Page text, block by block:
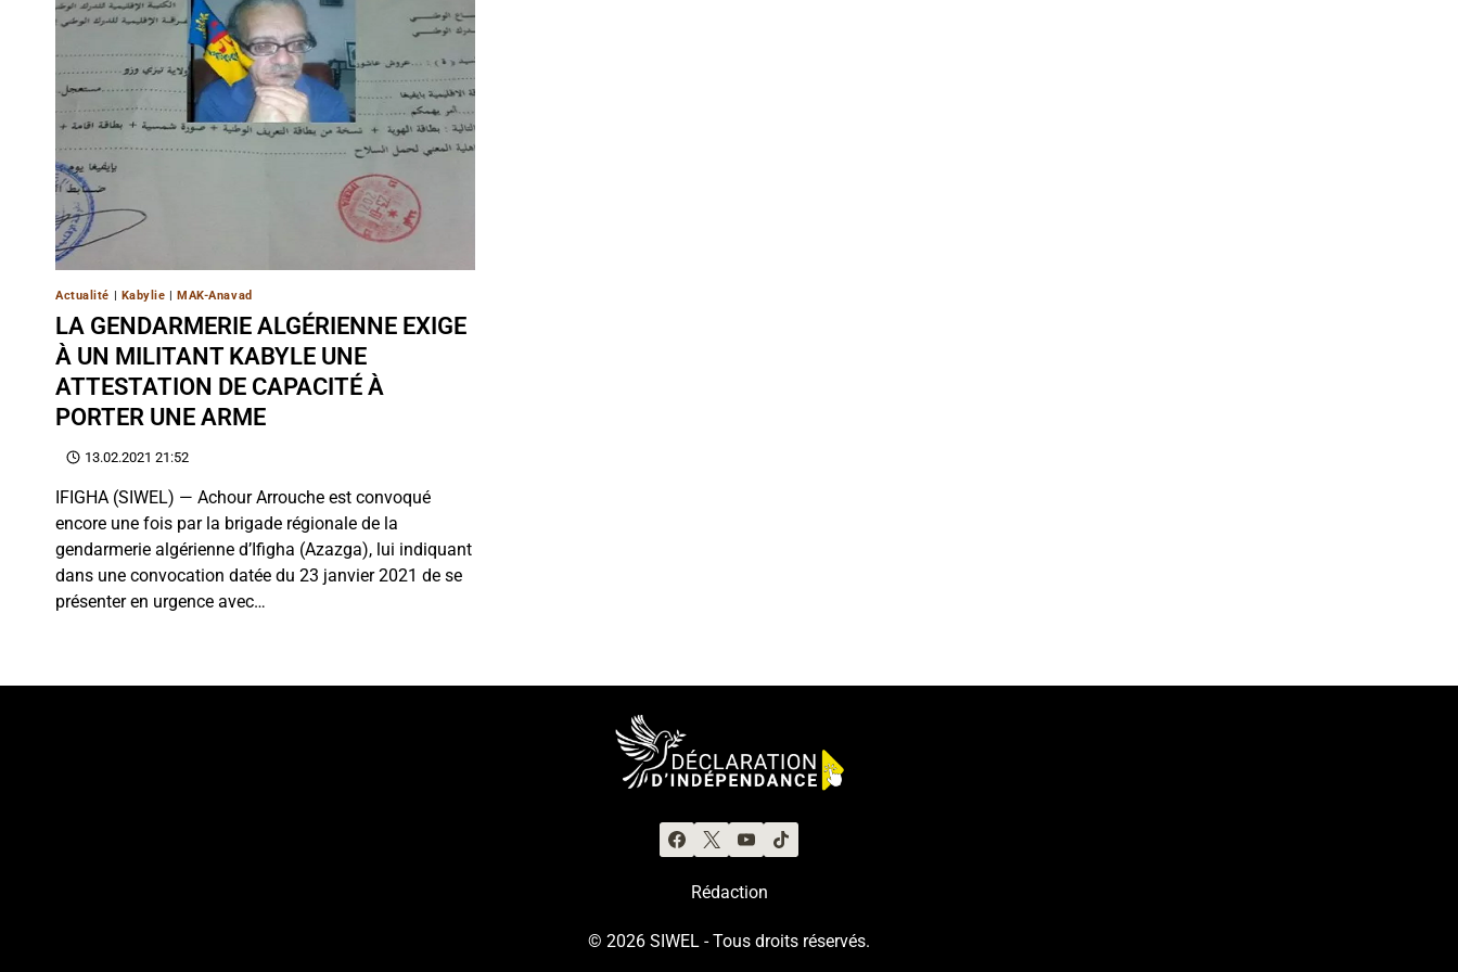
Actualité Kabylie MAK-Anavad
LA GENDARMERIE ALGÉRIENNE EXIGE
À UN MILITANT KABYLE UNE
ATTESTATION DE CAPACITÉ À
PORTER UNE ARME
13.02.2021 21:52
IFIGHA (SIWEL) — Achour Arrouche est convoqué
encore une fois par la brigade régionale de la
gendarmerie algérienne d’Ifigha (Azazga), lui indiquant
dans une convocation datée du 23 janvier 2021 de se
présenter en urgence avec…
Rédaction
© 2026 SIWEL - Tous droits réservés.